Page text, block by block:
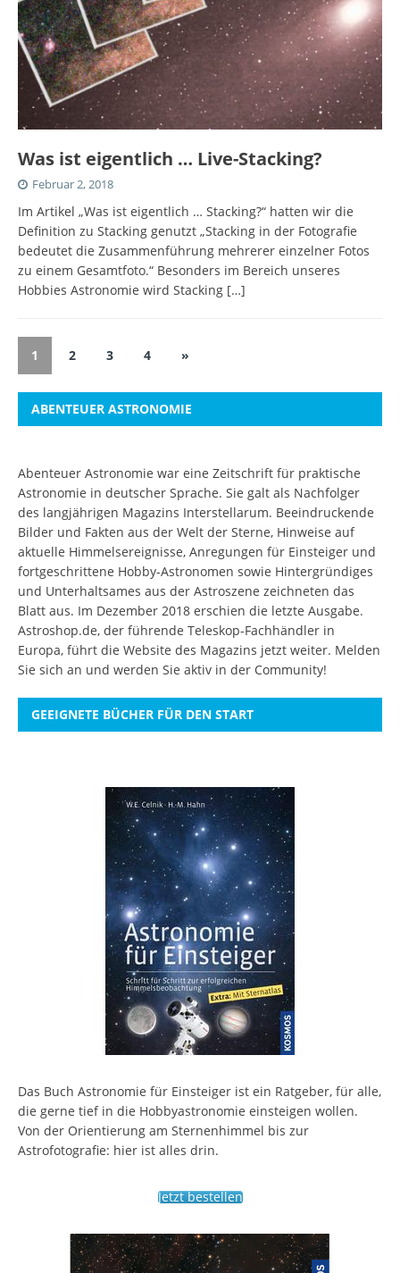
Was ist eigentlich … Live-Stacking?
Februar 2, 2018
Im Artikel „Was ist eigentlich … Stacking?“ hatten wir die
Definition zu Stacking genutzt „Stacking in der Fotografie
bedeutet die Zusammenführung mehrerer einzelner Fotos
zu einem Gesamtfoto.“ Besonders im Bereich unseres
Hobbies Astronomie wird Stacking […]
1 2 3 4 »
ABENTEUER ASTRONOMIE
Abenteuer Astronomie war eine Zeitschrift für praktische
Astronomie in deutscher Sprache. Sie galt als Nachfolger
des langjährigen Magazins Interstellarum. Beeindruckende
Bilder und Fakten aus der Welt der Sterne, Hinweise auf
aktuelle Himmelsereignisse, Anregungen für Einsteiger und
fortgeschrittene Hobby-Astronomen sowie Hintergründiges
und Unterhaltsames aus der Astroszene zeichneten das
Blatt aus. Im Dezember 2018 erschien die letzte Ausgabe.
Astroshop.de, der führende Teleskop-Fachhändler in
Europa, führt die Website des Magazins jetzt weiter. Melden
Sie sich an und werden Sie aktiv in der Community!
GEEIGNETE BÜCHER FÜR DEN START
Das Buch Astronomie für Einsteiger ist ein Ratgeber, für alle,
die gerne tief in die Hobbyastronomie einsteigen wollen.
Von der Orientierung am Sternenhimmel bis zur
Astrofotografie: hier ist alles drin.
Jetzt bestellen